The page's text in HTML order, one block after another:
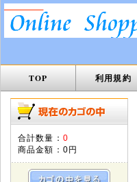
TOP 利用規約
合計数量： 0
商品金額： 0円